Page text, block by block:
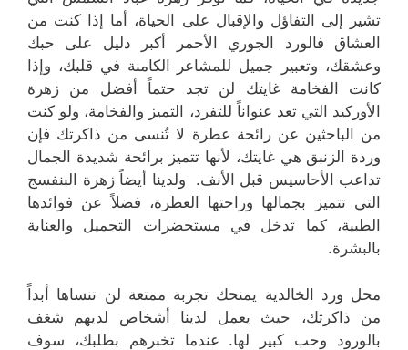
تشير إلى التفاؤل والإقبال على الحياة، أما إذا كنت من
العشاق فالورد الجوري الأحمر أكبر دليل على حبك
وعشقك، وتعبير جميل للمشاعر الكامنة في قلبك، وإذا
كانت الفخامة غايتك لن تجد حتماً أفضل من زهرة
الأوركيد التي تعد عنواناً للتفرد، التميز والفخامة، ولو كنت
من الباحثين عن رائحة عطرة لا تُنسى من ذاكرتك فإن
وردة الزنبق هي غايتك، لأنها تتميز برائحة شديدة الجمال
تداعب الأحاسيس قبل الأنف. ولدينا أيضاً زهرة البنفسج
التي تتميز بجمالها وراحتها العطرة، فضلاً عن فوائدها
الطبية، كما تدخل في مستحضرات التجميل والعناية
بالبشرة.
محل ورد الخالدية يمنحك تجربة ممتعة لن تنساها أبداً
من ذاكرتك، حيث يعمل لدينا أشخاص لديهم شغف
بالورود وحب كبير لها. عندما تخبرهم بطلبك، سوف